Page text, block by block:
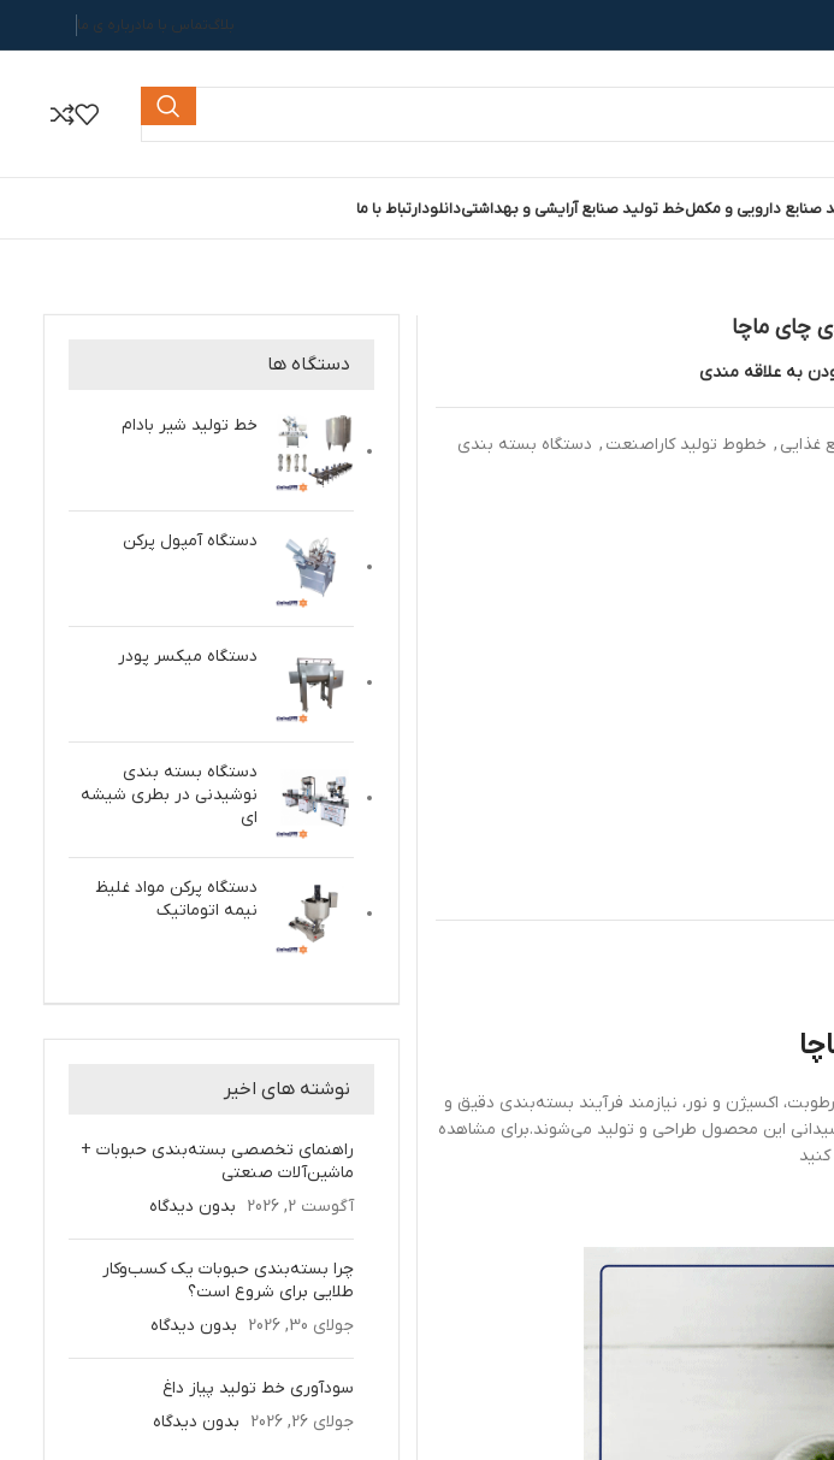
بلاگتماس با مادرباره ی ما
صنایع دارویی و مکملخط تولید صنایع آرایشی و بهداشتیدانلودارتباط با ما
چای ماچا
به علاقه مندی
غذایی , خطوط تولید کاراصنعت , دستگاه بسته بندی
اکسیژن و نور، نیازمند فرآیند بسته‌بندی دقیق و
این محصول طراحی و تولید می‌شوند.برای مشاهده
دستگاه ها
خط تولید شیر بادام
دستگاه آمپول پرکن
دستگاه میکسر پودر
دستگاه بسته بندی
نوشیدنی در بطری شیشه
ای
دستگاه پركن مواد غلیظ
نيمه اتوماتيك
نوشته های اخیر
راهنمای تخصصی بسته‌بندی حبوبات +
ماشین‌آلات صنعتی
آگوست 2, 2026
بدون دیدگاه
چرا بسته‌بندی حبوبات یک کسب‌وکار
طلایی برای شروع است؟
جولای 30, 2026
بدون دیدگاه
سودآوری خط تولید پیاز داغ
جولای 26, 2026
بدون دیدگاه